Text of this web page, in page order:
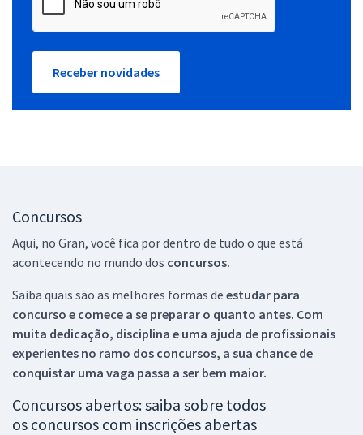
Receber novidades
Concursos
Aqui, no Gran, você fica por dentro de tudo o que está
acontecendo no mundo dos concursos.
Saiba quais são as melhores formas de estudar para
concurso e comece a se preparar o quanto antes. Com
muita dedicação, disciplina e uma ajuda de profissionais
experientes no ramo dos concursos, a sua chance de
conquistar uma vaga passa a ser bem maior.
Concursos abertos: saiba sobre todos
os concursos com inscrições abertas